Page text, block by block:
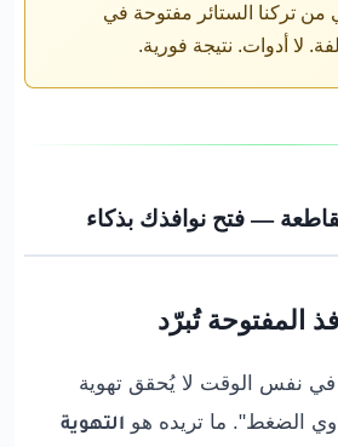
من تركنا الستائر مفتوحة في
لا أدوات. نتيجة فورية.
— فتح نوافذك بذكاء
المفتوحة تُبرّد
في نفس الوقت لا يُحقق تهوية
الضغط". ما تريده هو التهوية